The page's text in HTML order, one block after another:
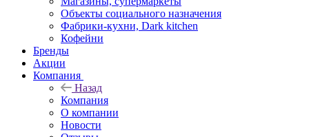
Объекты социального назначения
Фабрики-кухни, Dark kitchen
Кофейни
Бренды
Акции
Компания
Назад
Компания
О компании
Новости